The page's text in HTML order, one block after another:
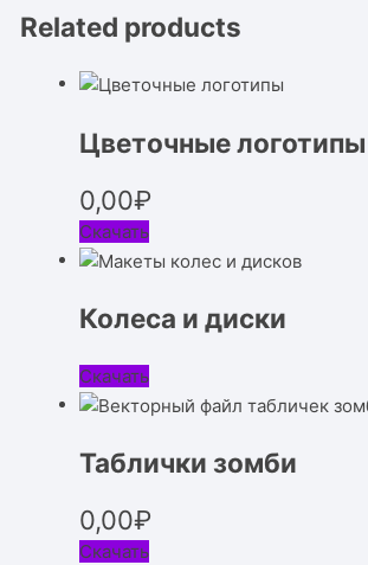
Related products
Цветочные логотипы
0,00₽
Скачать
Колеса и диски
Скачать
Таблички зомби
0,00₽
Скачать